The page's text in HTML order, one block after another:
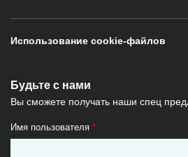
Использование cookie-файлов
Будьте с нами
Вы сможете получать наши спец
Имя пользователя *